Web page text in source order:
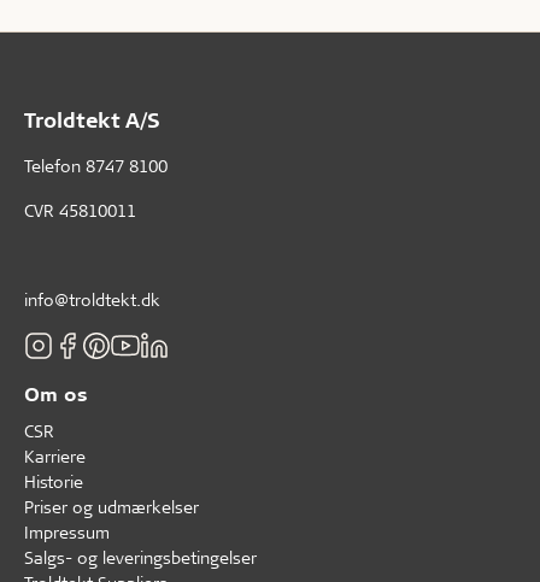
Troldtekt A/S
Telefon 8747 8100
CVR 45810011
info@troldtekt.dk
Om os
CSR
Karriere
Historie
Priser og udmærkelser
Impressum
Salgs- og leveringsbetingelser